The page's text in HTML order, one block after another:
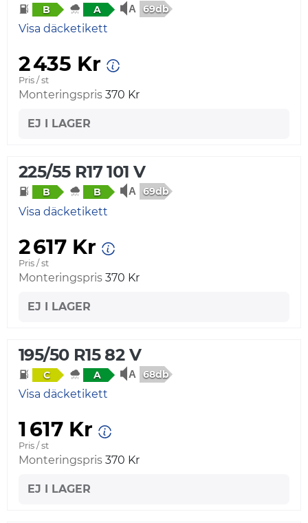
B A 69db
Visa däcketikett
2 435 Kr
Pris / st
Monteringspris 370 Kr
EJ I LAGER
225/55 R17 101 V
B B 69db
Visa däcketikett
2 617 Kr
Pris / st
Monteringspris 370 Kr
EJ I LAGER
195/50 R15 82 V
C A 68db
Visa däcketikett
1 617 Kr
Pris / st
Monteringspris 370 Kr
EJ I LAGER